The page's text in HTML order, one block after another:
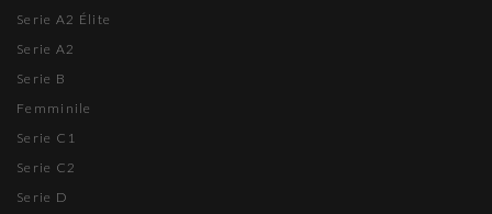
Serie A2 Élite
Serie A2
Serie B
Femminile
Serie C1
Serie C2
Serie D